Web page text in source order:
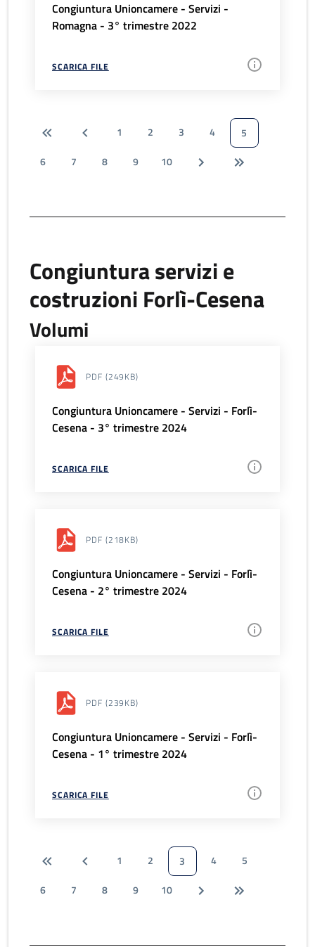
Congiuntura Unioncamere - Servizi -
Romagna - 3° trimestre 2022
SCARICA FILE
1 2 3 4
5
6
7 8 9 10
Congiuntura servizi e
costruzioni Forlì-Cesena
Volumi
PDF (249KB)
Congiuntura Unioncamere - Servizi - Forlì-
Cesena - 3° trimestre 2024
SCARICA FILE
PDF (218KB)
Congiuntura Unioncamere - Servizi - Forlì-
Cesena - 2° trimestre 2024
SCARICA FILE
PDF (239KB)
Congiuntura Unioncamere - Servizi - Forlì-
Cesena - 1° trimestre 2024
SCARICA FILE
1 2 3 4
5
6
7 8 9 10